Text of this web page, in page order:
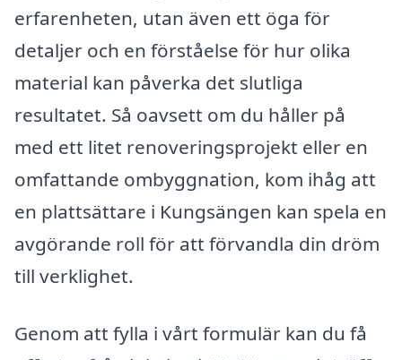
erfarenheten, utan även ett öga för
detaljer och en förståelse för hur olika
material kan påverka det slutliga
resultatet. Så oavsett om du håller på
med ett litet renoveringsprojekt eller en
omfattande ombyggnation, kom ihåg att
en plattsättare i Kungsängen kan spela en
avgörande roll för att förvandla din dröm
till verklighet.
Genom att fylla i vårt formulär kan du få